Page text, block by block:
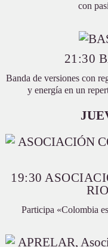
con
21:30
Banda de versiones con
y energía en un
19:30
Participa «Colombia